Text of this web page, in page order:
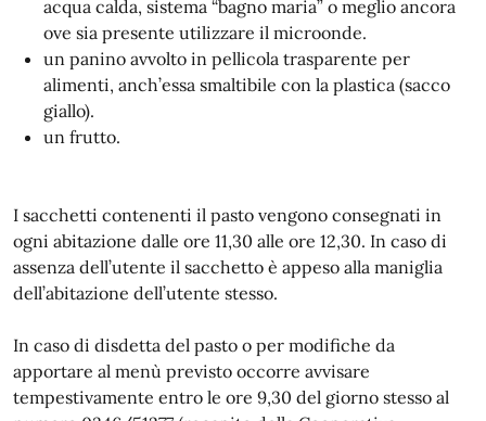
acqua calda, sistema “bagno maria” o meglio ancora
ove sia presente utilizzare il microonde.
un panino avvolto in pellicola trasparente per
alimenti, anch’essa smaltibile con la plastica (sacco
giallo).
un frutto.
I sacchetti contenenti il pasto vengono consegnati in
ogni abitazione dalle ore 11,30 alle ore 12,30. In caso di
assenza dell’utente il sacchetto è appeso alla maniglia
dell’abitazione dell’utente stesso.
In caso di disdetta del pasto o per modifiche da
apportare al menù previsto occorre avvisare
tempestivamente entro le ore 9,30 del giorno stesso al